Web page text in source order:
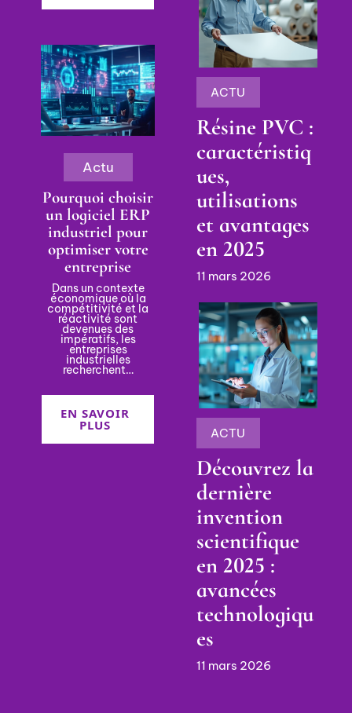
Actu
Pourquoi choisir
un logiciel ERP
industriel pour
optimiser votre
entreprise
Dans un contexte
économique où la
compétitivité et la
réactivité sont
devenues des
impératifs, les
entreprises
industrielles
recherchent…
EN SAVOIR
PLUS
ACTU
Résine PVC :
caractéristiq
ues,
utilisations
et avantages
en 2025
11 mars 2026
ACTU
Découvrez la
dernière
invention
scientifique
en 2025 :
avancées
technologiqu
es
11 mars 2026